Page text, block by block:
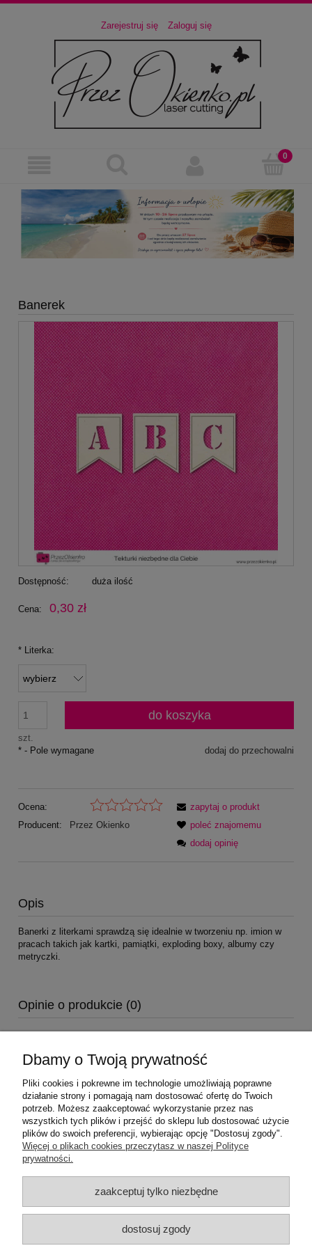
Zarejestruj się Zaloguj się
Banerek
Dostępność: duża ilość
Cena: 0,30 zł
* Literka:
szt.
do koszyka
dodaj do przechowalni
* - Pole wymagane
Ocena:
Producent:
Przez Okienko
zapytaj o produkt
poleć znajomemu
dodaj opinię
Opis
Banerki z literkami sprawdzą się idealnie w tworzeniu np. imion w
pracach takich jak kartki, pamiątki, exploding boxy, albumy czy
metryczki.
Opinie o produkcie (0)
Pomoc
Moje konto
Płatności i dostawa
Informacje
Dbamy o Twoją prywatność
Pliki cookies i pokrewne im technologie umożliwiają poprawne
działanie strony i pomagają nam dostosować ofertę do Twoich
potrzeb. Możesz zaakceptować wykorzystanie przez nas
wszystkich tych plików i przejść do sklepu lub dostosować użycie
plików do swoich preferencji, wybierając opcję "Dostosuj zgody".
Więcej o plikach cookies przeczytasz w naszej Polityce
prywatności.
zaakceptuj tylko niezbędne
dostosuj zgody